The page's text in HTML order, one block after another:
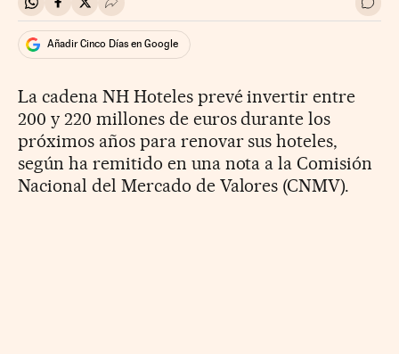
Compartir en Whatsapp
Compartir en Facebook
Compartir en Twitter
Desplegar Redes Sociales Ir a
Añadir Cinco Días en Google
La cadena NH Hoteles prevé invertir entre
200 y 220 millones de euros durante los
próximos años para renovar sus hoteles,
según ha remitido en una nota a la Comisión
Nacional del Mercado de Valores (CNMV).